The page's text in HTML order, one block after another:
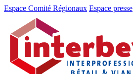
Aller
Aller
contenu
Espace Comité Régionaux Espace presse